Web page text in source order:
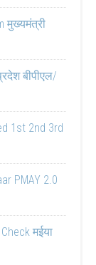
मुख्यमंत्री
बीपीएल/
1st 2nd 3rd
PMAY 2.0
मईया